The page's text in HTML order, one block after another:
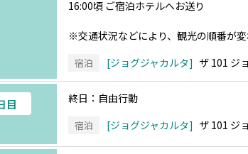
16:00頃 ご宿泊ホテルへお送り
※交通状況などにより、観光の順番が
宿泊 ジョグジャカルタ ザ 101 ジ
目 終日：自由行動
宿泊 ジョグジャカルタ ザ 101 ジ